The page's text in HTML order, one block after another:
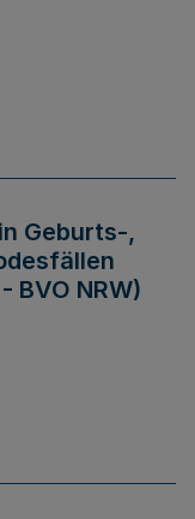
Geburts-,
BVO NRW)